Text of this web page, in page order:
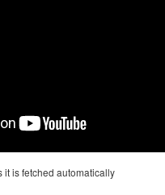
it is fetched automatically